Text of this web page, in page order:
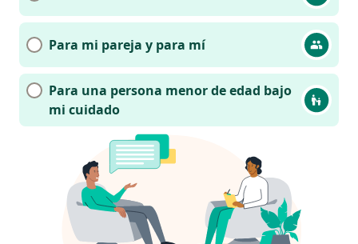
Para mi pareja y para mí
Para una persona menor de edad bajo
mi cuidado